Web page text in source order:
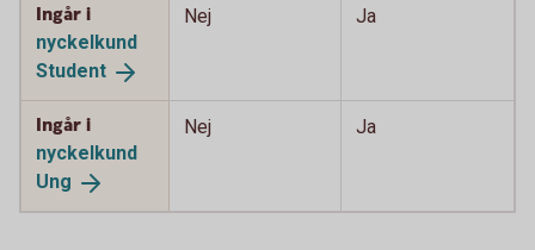
Ingår i
nyckelkund
Student
Nej Ja
Ingår i
nyckelkund
Ung
Nej Ja